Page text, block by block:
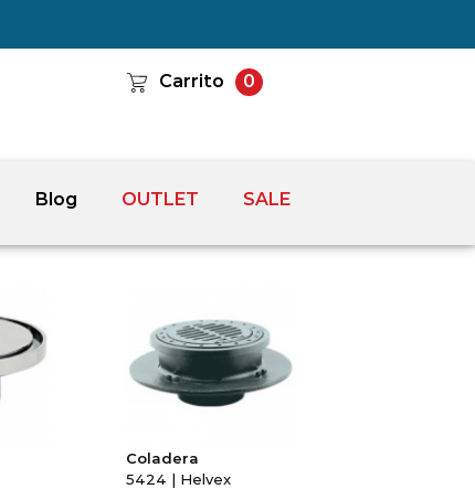
Carrito 0
Blog OUTLET SALE
Coladera
5424 | Helvex